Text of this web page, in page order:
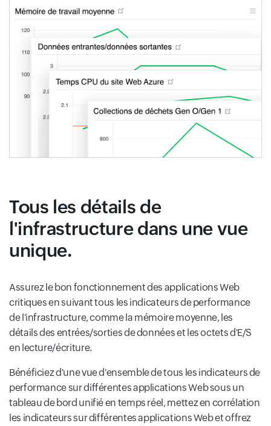
Tous les détails de
l'infrastructure dans une vue
unique.
Assurez le bon fonctionnement des applications Web
critiques en suivant tous les indicateurs de performance
de l'infrastructure, comme la mémoire moyenne, les
détails des entrées/sorties de données et les octets d'E/S
en lecture/écriture.
Bénéficiez d'une vue d'ensemble de tous les indicateurs de
performance sur différentes applications Web sous un
tableau de bord unifié en temps réel, mettez en corrélation
les indicateurs sur différentes applications Web et offrez